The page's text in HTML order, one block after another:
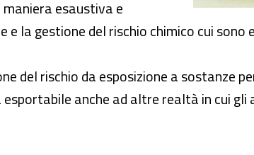
esaustiva e
la gestione del rischio chimico cui
del rischio da esposizione a sostanze
anche ad altre realtà in cui gli